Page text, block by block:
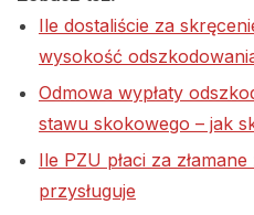
Ile dostaliście za
wysokość
Odmowa wypłaty
stawu skokowego – jak
Ile PZU płaci za
przysługuje